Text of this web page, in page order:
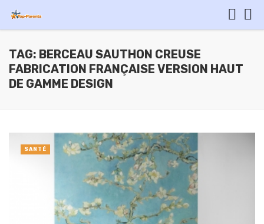
TAG: BERCEAU SAUTHON CREUSE
FABRICATION FRANÇAISE VERSION HAUT
DE GAMME DESIGN
SANTÉ